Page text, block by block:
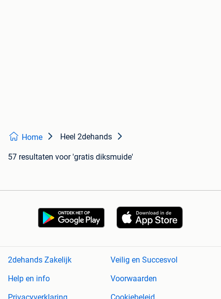
Home Heel 2dehands
57 resultaten voor 'gratis diksmuide'
2dehands Zakelijk
Veilig en Succesvol
Help en info
Voorwaarden